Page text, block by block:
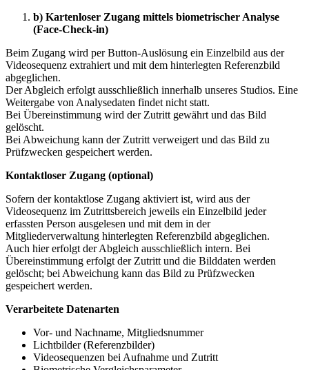
b) Kartenloser Zugang mittels biometrischer Analyse
(Face-Check-in)
Beim Zugang wird per Button-Auslösung ein Einzelbild aus der
Videosequenz extrahiert und mit dem hinterlegten Referenzbild
abgeglichen.
Der Abgleich erfolgt ausschließlich innerhalb unseres Studios. Eine
Weitergabe von Analysedaten findet nicht statt.
Bei Übereinstimmung wird der Zutritt gewährt und das Bild
gelöscht.
Bei Abweichung kann der Zutritt verweigert und das Bild zu
Prüfzwecken gespeichert werden.
Kontaktloser Zugang (optional)
Sofern der kontaktlose Zugang aktiviert ist, wird aus der
Videosequenz im Zutrittsbereich jeweils ein Einzelbild jeder
erfassten Person ausgelesen und mit dem in der
Mitgliederverwaltung hinterlegten Referenzbild abgeglichen.
Auch hier erfolgt der Abgleich ausschließlich intern. Bei
Übereinstimmung erfolgt der Zutritt und die Bilddaten werden
gelöscht; bei Abweichung kann das Bild zu Prüfzwecken
gespeichert werden.
Verarbeitete Datenarten
Vor- und Nachname, Mitgliedsnummer
Lichtbilder (Referenzbilder)
Videosequenzen bei Aufnahme und Zutritt